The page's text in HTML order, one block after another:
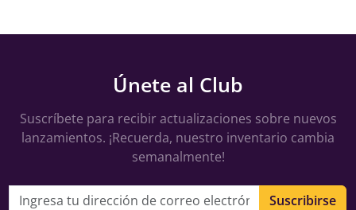
Únete al Club
Suscríbete para recibir actualizaciones sobre nuevos
lanzamientos. ¡Recuerda, nuestro inventario cambia
semanalmente!
Dirección de correo electrónico Suscribirse